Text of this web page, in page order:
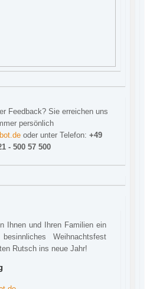
Feedback? Sie erreichen uns
persönlich
oder unter Telefon: +49
- 500 57 500
Ihnen und Ihren Familien ein
Weihnachtsfest
Rutsch ins neue Jahr!